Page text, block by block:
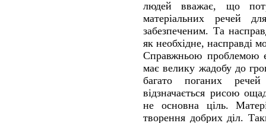
людей вважає, що
матеріальних речей
забезпеченим. Та
як необхідне, насправді
Справжньою проблемою
має велику жадобу до
багато поганих
відзначається рисою
не основна ціль.
творення добрих діл.